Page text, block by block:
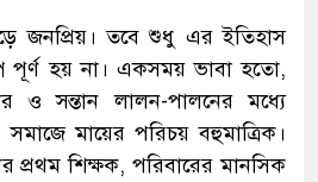
জনপ্রিয়। তবে শুধু এর ইতিহাস
পূর্ণ হয় না। একসময় ভাবা হতো,
ও সন্তান লালন-পালনের মধ্যে
সমাজে মায়ের পরিচয় বহুমাত্রিক।
প্রথম শিক্ষক, পরিবারের মানসিক